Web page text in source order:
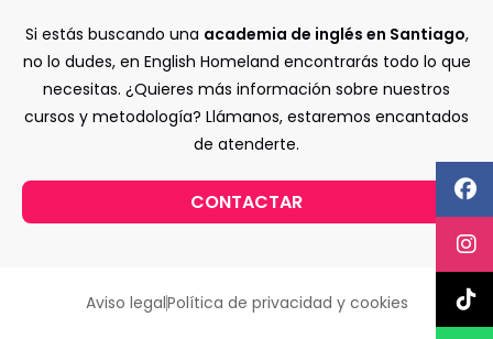
Si estás buscando una academia de inglés en Santiago,
no lo dudes, en English Homeland encontrarás todo lo que
necesitas. ¿Quieres más información sobre nuestros
cursos y metodología? Llámanos, estaremos encantados
de atenderte.
CONTACTAR
Aviso legalPolítica de privacidad y cookies